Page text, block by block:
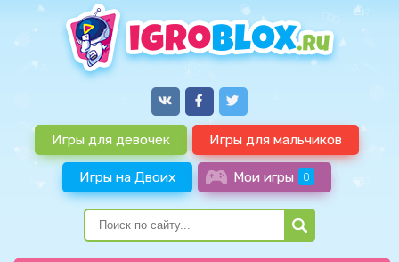
Игры для девочек Игры для мальчиков
Игры на Двоих Мои игры 0